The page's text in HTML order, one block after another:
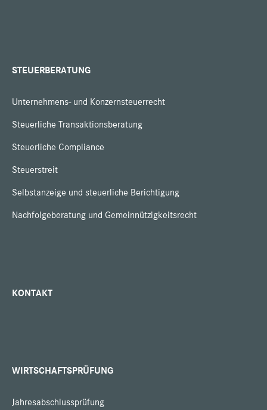
STEUERBERATUNG
Unternehmens- und Konzernsteuerrecht
Steuerliche Transaktionsberatung
Steuerliche Compliance
Steuerstreit
Selbstanzeige und steuerliche Berichtigung
Nachfolgeberatung und Gemeinnützigkeitsrecht
KONTAKT
WIRTSCHAFTSPRÜFUNG
Jahresabschlussprüfung